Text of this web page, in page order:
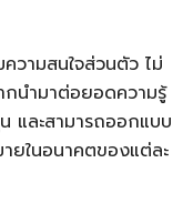
ความสนใจส่วนตัว ไม่
กนำมาต่อยอดความรู้
และสามารถออกแบบ
ยในอนาคตของแต่ละ